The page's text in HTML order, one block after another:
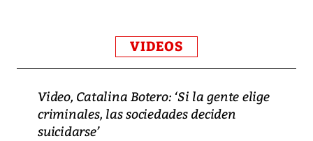
VIDEOS
Video, Catalina Botero: ‘Si la gente elige
criminales, las sociedades deciden
suicidarse’